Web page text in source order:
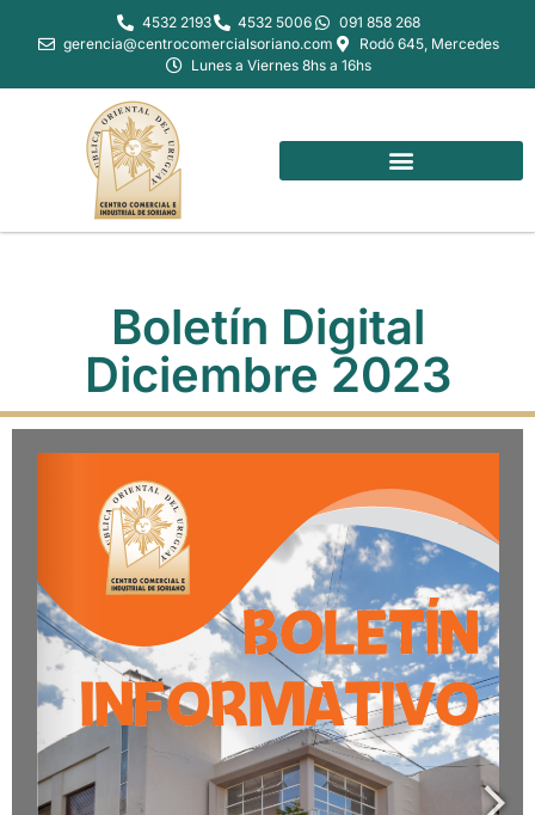
4532 2193 4532 5006
091 858 268
gerencia@centrocomercialsoriano.com
Rodó 645, Mercedes
Lunes a Viernes 8hs a 16hs
Boletín Digital
Diciembre 2023